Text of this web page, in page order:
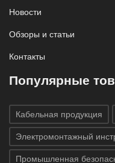
Новости
Обзоры и статьи
Контакты
Популярные
Кабельная продукция
Электромонтажный
Промышленная